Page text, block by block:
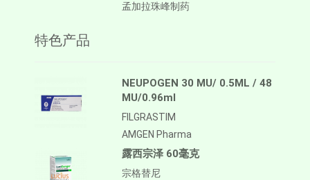
孟加拉珠峰制药
特色产品
NEUPOGEN 30 MU/ 0.5ML / 48
MU/0.96ml
FILGRASTIM
AMGEN Pharma
露西宗泽 60毫克
宗格替尼